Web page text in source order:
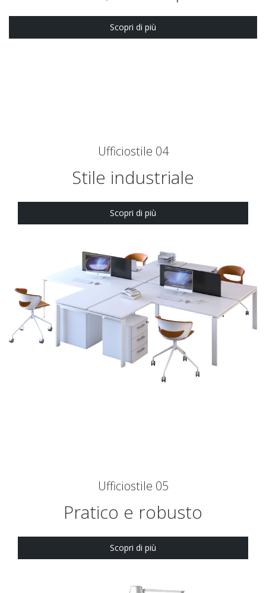
Scopri di più
Ufficiostile 04
Stile industriale
Scopri di più
Ufficiostile 05
Pratico e robusto
Scopri di più